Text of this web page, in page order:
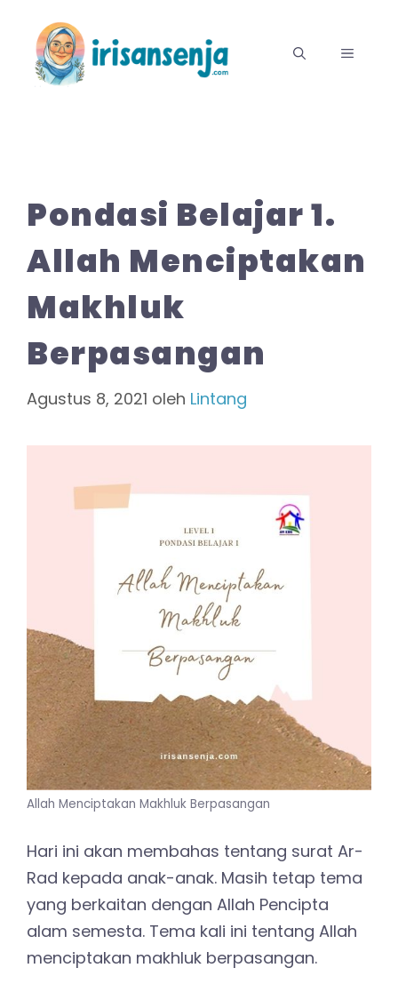
MENU
Pondasi Belajar 1.
Allah Menciptakan
Makhluk
Berpasangan
Agustus 8, 2021 oleh Lintang
Allah Menciptakan Makhluk Berpasangan
Hari ini akan membahas tentang surat Ar-
Rad kepada anak-anak. Masih tetap tema
yang berkaitan dengan Allah Pencipta
alam semesta. Tema kali ini tentang Allah
menciptakan makhluk berpasangan.